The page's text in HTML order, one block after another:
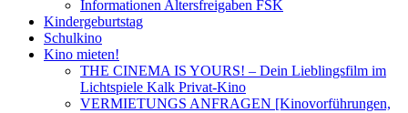
Informationen Altersfreigaben FSK
Kindergeburtstag
Schulkino
Kino mieten!
THE CINEMA IS YOURS! – Dein Lieblingsfilm im
Lichtspiele Kalk Privat-Kino
VERMIETUNGS ANFRAGEN [Kinovorführungen,